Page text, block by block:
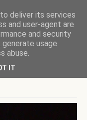
deliver its services
and user-agent are
and security
usage
abuse.
IT